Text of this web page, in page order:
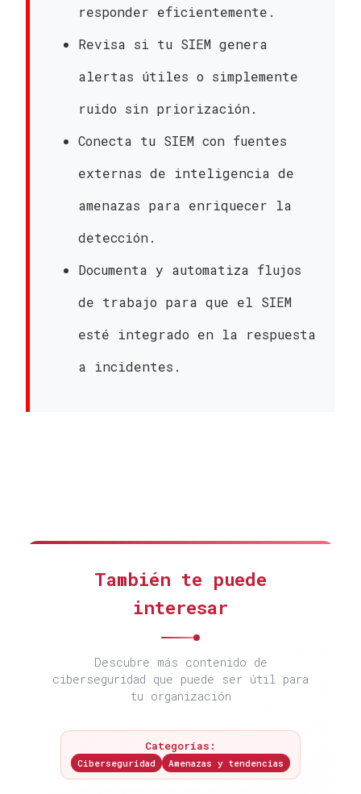
responder eficientemente.
Revisa si tu SIEM genera
alertas útiles o simplemente
ruido sin priorización.
Conecta tu SIEM con fuentes
externas de inteligencia de
amenazas para enriquecer la
detección.
Documenta y automatiza flujos
de trabajo para que el SIEM
esté integrado en la respuesta
a incidentes.
También te puede
interesar
Descubre más contenido de
ciberseguridad que puede ser útil para
tu organización
Categorías:
Ciberseguridad Amenazas y tendencias